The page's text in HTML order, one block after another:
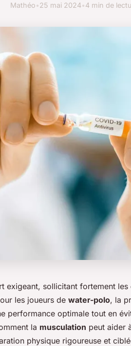
Mathéo•25 mai 2024•4 min de
exigeant, sollicitant fortement les
les joueurs de water-polo, la
performance optimale tout en
la musculation peut aider
physique rigoureuse et